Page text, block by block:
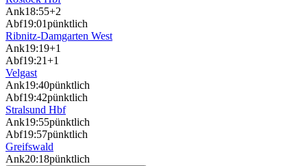
Ank18:55+2
Abf19:01pünktlich
Ribnitz-Damgarten West
Ank19:19+1
Abf19:21+1
Velgast
Ank19:40pünktlich
Abf19:42pünktlich
Stralsund Hbf
Ank19:55pünktlich
Abf19:57pünktlich
Greifswald
Ank20:18pünktlich